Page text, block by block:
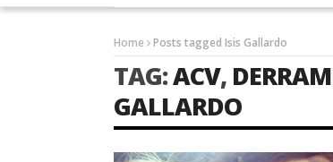
Home Posts tagged Isis Gallardo
TAG:ACV,
GALLARDO